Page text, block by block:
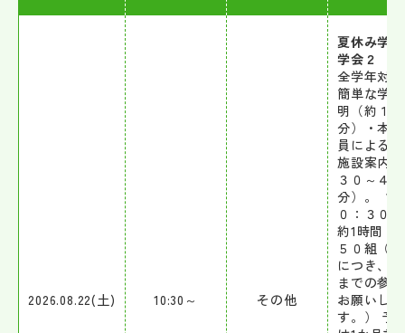
運営会社
2026.08.22(土) 10:30～ その他
夏休み学
学会２
全学年対象
簡単な学
明（約１０
分）・本
員による
施設案内
３０～４５
分）。 １
０：３
約1時間 定
５０組（1
につき、4
までの参
お願いしま
す。） 予